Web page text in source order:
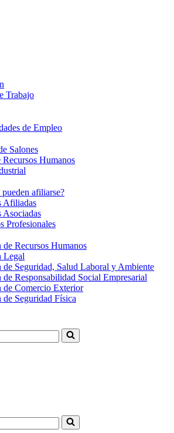
Trabajo
de Empleo
Salones
Recursos Humanos
pueden afiliarse?
Afiliadas
Asociadas
Profesionales
Recursos Humanos
Legal
de Seguridad, Salud Laboral y Ambiente
Responsabilidad Social Empresarial
de Comercio Exterior
Seguridad Física